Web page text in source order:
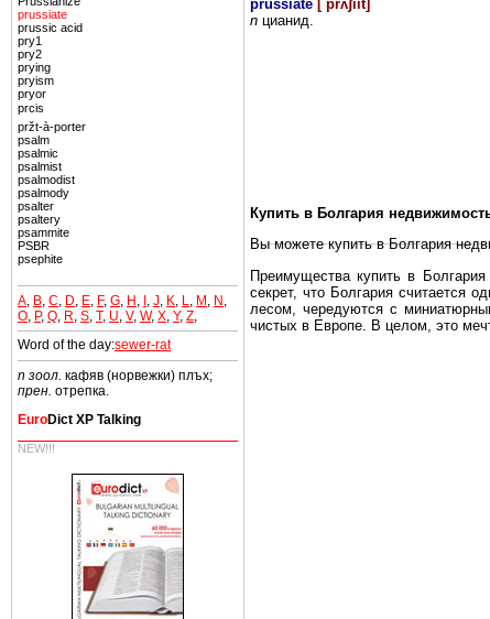
prussiate
prussic acid
pry1
pry2
prying
pryism
pryor
prcis
pržt-à-porter
psalm
psalmic
psalmist
psalmodist
psalmody
psalter
psaltery
psammite
PSBR
psephite
A B C D E F, G H I J K L M N
O P, Q R S T, U V, W, X Y, Z
Word of the day:sewer-rat
n зоол. кафяв (норвежки) плъх;
прен. отрепка.
EuroDict XP Talking
NEW!!!
prussiate [´prʌʃiit]
n цианид.
Купить в Болгария
Вы можете купить в Болгария
Преимущества купить в
секрет, что Болгария считается
лесом, чередуются с
чистых в Европе. В целом, это
Еще одно существенное